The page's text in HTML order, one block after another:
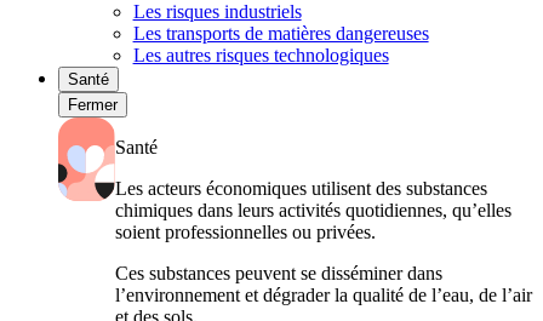
Les risques industriels
Les transports de matières dangereuses
Les autres risques technologiques
Santé
Fermer
Santé
Les acteurs économiques utilisent des substances
chimiques dans leurs activités quotidiennes, qu’elles
soient professionnelles ou privées.
Ces substances peuvent se disséminer dans
l’environnement et dégrader la qualité de l’eau, de l’air
et des sols.